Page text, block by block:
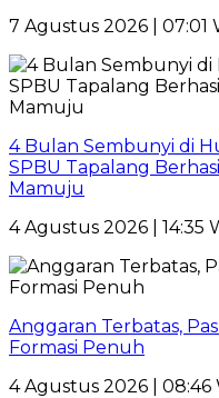
7 Agustus 2026 | 07:01
4 Bulan Sembunyi di
SPBU Tapalang
Mamuju
4 Agustus 2026 | 14:35
Anggaran Terbatas,
Formasi Penuh
4 Agustus 2026 | 08:46